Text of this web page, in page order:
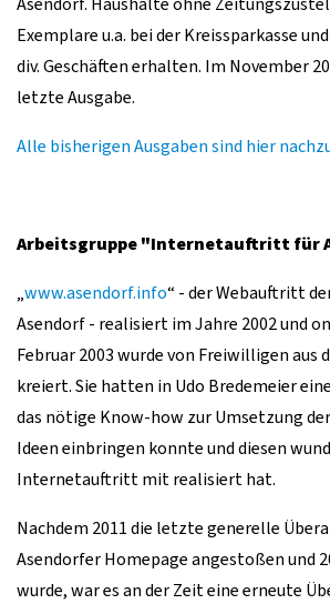
Exemplare u.a. bei der Kreissparkasse
div. Geschäften erhalten. Im November
letzte Ausgabe.
Alle bisherigen Ausgaben sind hier
Arbeitsgruppe "Internetauftritt für
„www.asendorf.info“ - der Webauftritt
Asendorf - realisiert im Jahre 2002 und
Februar 2003 wurde von Freiwilligen aus
kreiert. Sie hatten in Udo Bredemeier
das nötige Know-how zur Umsetzung
Ideen einbringen konnte und diesen
Internetauftritt mit realisiert hat.
Nachdem 2011 die letzte generelle
Asendorfer Homepage angestoßen und
wurde, war es an der Zeit eine erneute